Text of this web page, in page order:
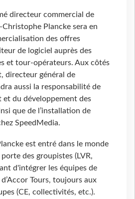
directeur commercial de
Christophe Plancke sera en
des offres
de logiciel auprès des
et tour-opérateurs. Aux côtés
directeur général de
aussi la responsabilité de
et du développement des
que de l’installation de
SpeedMedia.
est entré dans le monde
des groupistes (LVR,
d'intégrer les équipes de
Tours, toujours aux
(CE, collectivités, etc.).